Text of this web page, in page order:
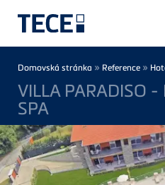
Breadcrumb
Domovská stránka » Reference »
VILLA PARADISO -
SPA